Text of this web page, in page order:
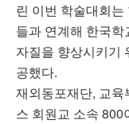
린 이번 학술대회
들과 연계해 한국
자질을 향상시키기
공했다.
재외동포재단, 교
스 회원교 소속